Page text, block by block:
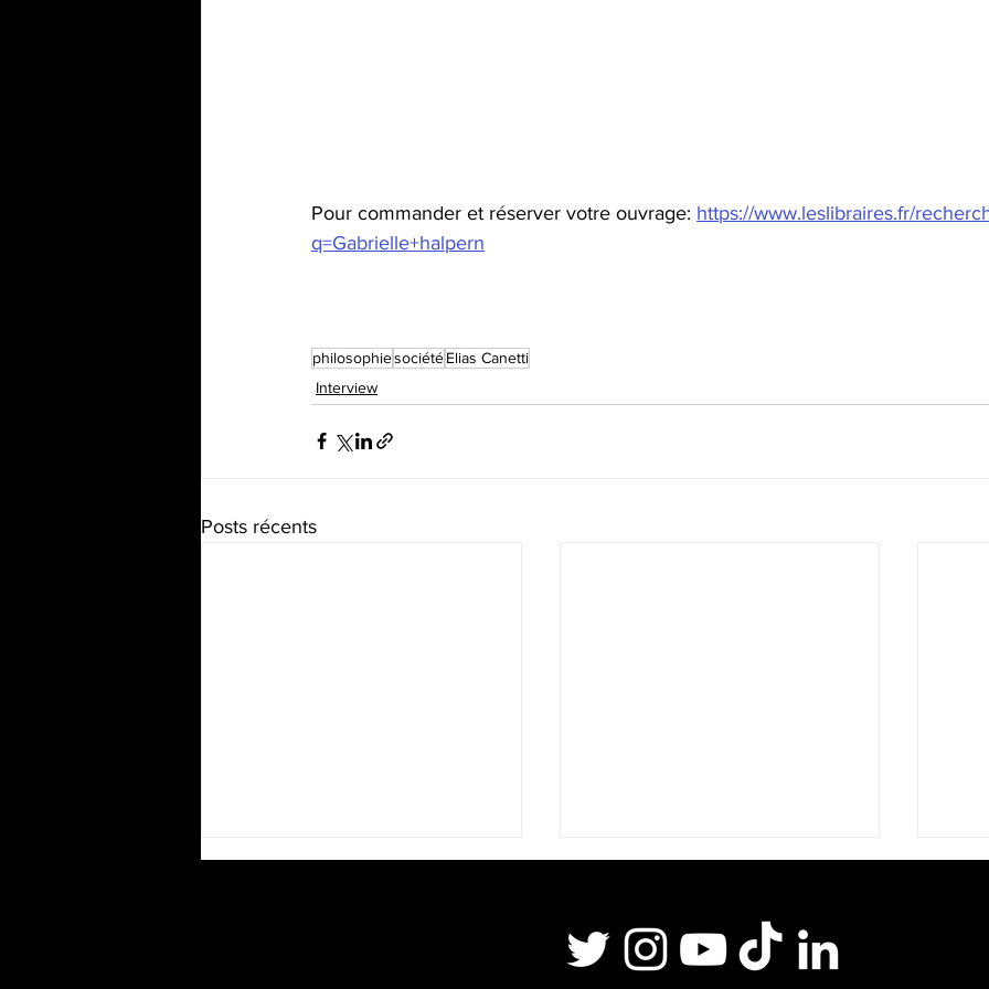
Pour commander et réserver votre ouvrage: https://www.leslibraires.fr/
q=Gabrielle+halpern
philosophiesociétéElias Canetti
Interview
Posts récents